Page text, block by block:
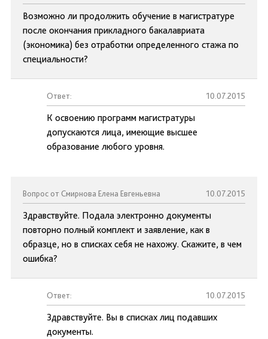
Возможно ли продолжить обучение в магистратуре
после окончания прикладного бакалавриата
(экономика) без отработки определенного стажа по
специальности?
Ответ: 10.07.2015
К освоению программ магистратуры
допускаются лица, имеющие высшее
образование любого уровня.
Вопрос от Смирнова Елена Евгеньевна 10.07.2015
Здравствуйте. Подала электронно документы
повторно полный комплект и заявление, как в
образце, но в списках себя не нахожу. Скажите, в чем
ошибка?
Ответ: 10.07.2015
Здравствуйте. Вы в списках лиц подавших
документы.